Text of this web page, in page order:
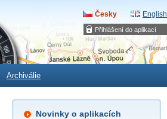
Přihlášení do aplikací
Česky English
Archiválie
Novinky o aplikacích